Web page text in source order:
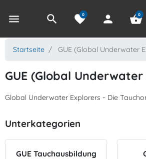
menu search favorite
0 person shopping_basket
0
Startseite GUE (Global Underwater
GUE (Global
Global Underwater Explorers - Die
Unterkategorien
GUE Tauchausbildung